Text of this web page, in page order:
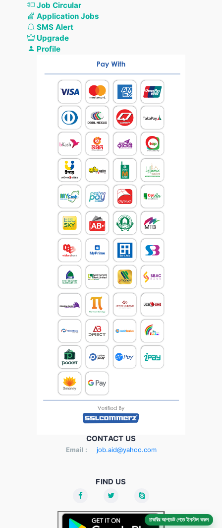
Job Circular
Application Jobs
SMS Alert
Upgrade
Profile
CONTACT US
Email : job.aid@yahoo.com
FIND US
চাকরির আপডেট পেতে ইনস্টল করুন